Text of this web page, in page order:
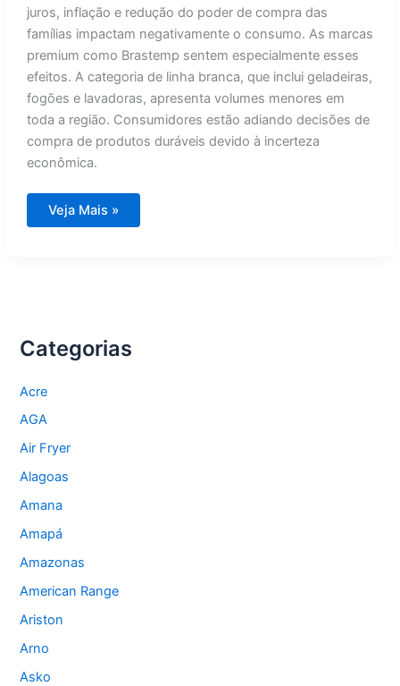
juros, inflação e redução do poder de compra das
famílias impactam negativamente o consumo. As marcas
premium como Brastemp sentem especialmente esses
efeitos. A categoria de linha branca, que inclui geladeiras,
fogões e lavadoras, apresenta volumes menores em
toda a região. Consumidores estão adiando decisões de
compra de produtos duráveis devido à incerteza
econômica.
Brastemp
Veja Mais »
Categorias
Acre
AGA
Air Fryer
Alagoas
Amana
Amapá
Amazonas
American Range
Ariston
Arno
Asko